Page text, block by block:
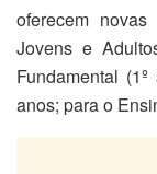
oferecem
Jovens e
Fundamental
anos; para o